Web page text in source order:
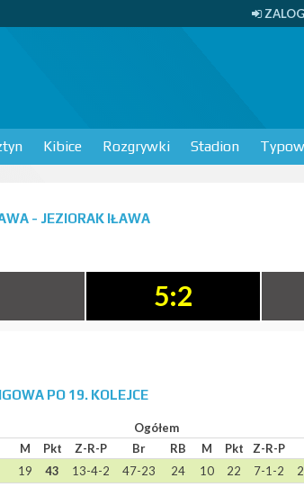
Kibice Rozgrywki Stadion
- JEZIORAK IŁAWA
5:2
PO 19. KOLEJCE
Ogółem
M Pkt Z-R-P Br RB M Pkt Z-R-P
19 43 13-4-2 47-23 24 10 22 7-1-2